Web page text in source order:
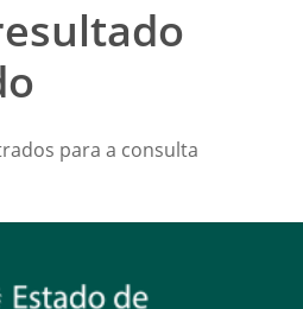
para a consulta